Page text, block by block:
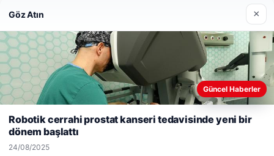
Trend Yapı Akustik
18/04/2026
© 2026 Haber Piksel | Güncel Haberler
Web sitemizi nasıl kullandığınızı daha iyi anlayabilmek,
kullanıyoruz.Çerez Politikamız
Göz Atın ×
Güncel Haberler
Robotik cerrahi prostat kanseri tedavisinde yeni bir
dönem başlattı
24/08/2025